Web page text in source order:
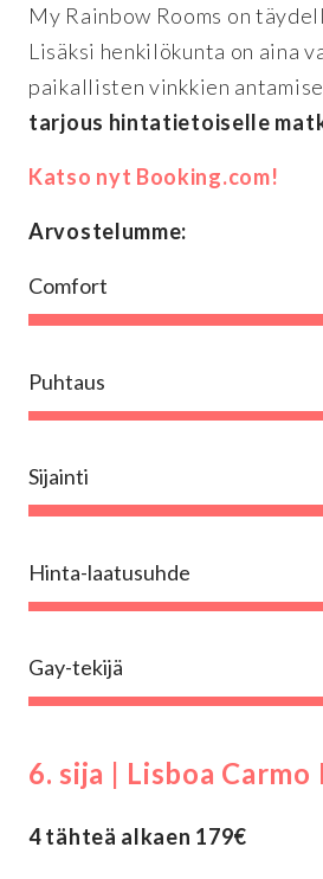
My Rainbow Rooms on
Lisäksi henkilökunta on aina
paikallisten vinkkien
tarjous hintatietoiselle
Katso nyt Booking.com!
Arvostelumme:
Comfort
Puhtaus
Sijainti
Hinta-laatusuhde
Gay-tekijä
6. sija | Lisboa
4 tähteä alkaen 179€